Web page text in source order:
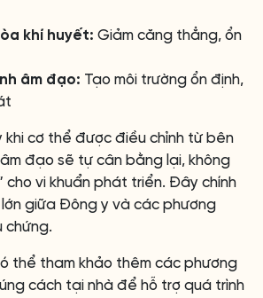
khí huyết: Giảm căng thẳng, ổn
âm đạo: Tạo môi trường ổn định,
khi cơ thể được điều chỉnh từ bên
đạo sẽ tự cân bằng lại, không
cho vi khuẩn phát triển. Đây chính
giữa Đông y và các phương
chứng.
thể tham khảo thêm các phương
cách tại nhà để hỗ trợ quá trình